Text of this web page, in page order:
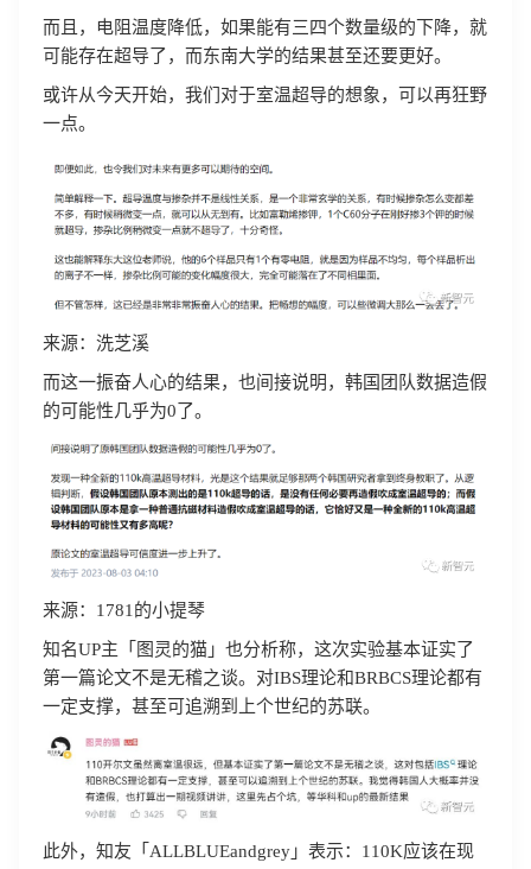
而且，电阻温度降低，如果能有三四个数量级的下降，就
可能存在超导了，而东南大学的结果甚至还要更好。
或许从今天开始，我们对于室温超导的想象，可以再狂野
一点。
来源：洗芝溪
而这一振奋人心的结果，也间接说明，韩国团队数据造假
的可能性几乎为0了。
来源：1781的小提琴
知名UP主「图灵的猫」也分析称，这次实验基本证实了
第一篇论文不是无稽之谈。对IBS理论和BRBCS理论都有
一定支撑，甚至可追溯到上个世纪的苏联。
此外，知友「ALLBLUEandgrey」表示：110K应该在现